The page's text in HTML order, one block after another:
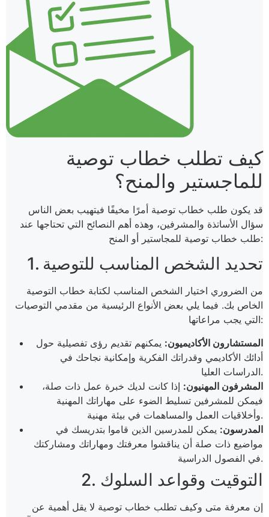
كيف تطلب خطاب توصية
للماجستير والمنح؟
قد يكون طلب خطاب توصية أمرًا مخيفًا فيتهيب بعض الناس
سؤال الأساتذة والمشرفين، وهذه أهم النصائح التي تحتاجها عند
طلب خطاب توصية للمجاستير أو المنح:
1. تحديد الشخص المناسب للتوصية
من الضروري اختيار الشخص المناسب لكتابة خطاب التوصية
الخاص بك. فيما يلي بعض الأنواع الرئيسية من مقدمي التوصيات
التي يجب مراعاتها:
المستشارون الأكاديميون: يمكنهم تقديم رؤى تفصيلية حول
أدائك الأكاديمي وقدراتك الفكرية وإمكانية نجاحك في
الدراسات العليا.
المشرفون المهنيون: إذا كانت لديك خبرة عمل ذات صلة،
فيمكن للمشرفين تسليط الضوء على مهاراتك المهنية
وأخلاقيات العمل والمساهمات في بيئة مهنية.
المدرسون: يمكن للمدرسين الذين قاموا بتدريسك في
مواضيع ذات صلة أن يناقشوا معرفتك ومهاراتك ومشاركتك
في الفصول الدراسية.
2. التوقيت وقواعد السلوك
إن معرفة متى وكيف تطلب خطاب توصية لا يقل أهمية عن